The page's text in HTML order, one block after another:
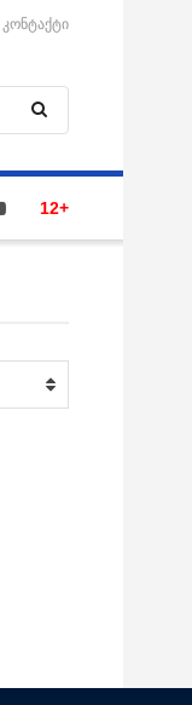
კონტაქტი
12+